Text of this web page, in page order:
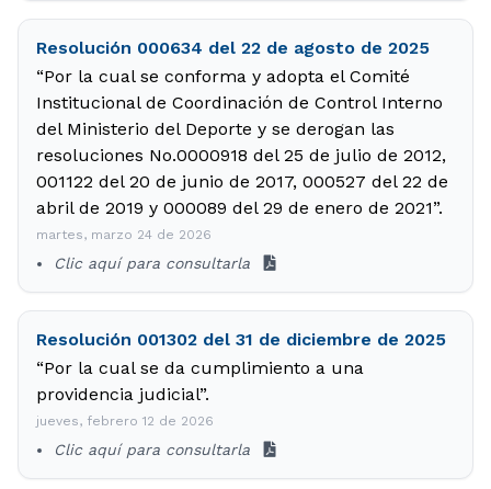
Resolución 000634 del 22 de agosto de 2025
“Por la cual se conforma y adopta el Comité
Institucional de Coordinación de Control Interno
del Ministerio del Deporte y se derogan las
resoluciones No.0000918 del 25 de julio de 2012,
001122 del 20 de junio de 2017, 000527 del 22 de
abril de 2019 y 000089 del 29 de enero de 2021”.
martes, marzo 24 de 2026
Clic aquí para consultarla
Resolución 001302 del 31 de diciembre de 2025
“Por la cual se da cumplimiento a una
providencia judicial”.
jueves, febrero 12 de 2026
Clic aquí para consultarla